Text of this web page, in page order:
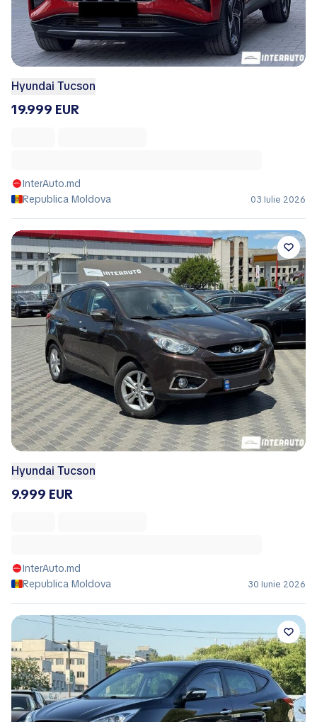
Hyundai Tucson
19.999 EUR
InterAuto.md
Republica Moldova
03 Iulie 2026
Hyundai Tucson
9.999 EUR
InterAuto.md
Republica Moldova
30 Iunie 2026